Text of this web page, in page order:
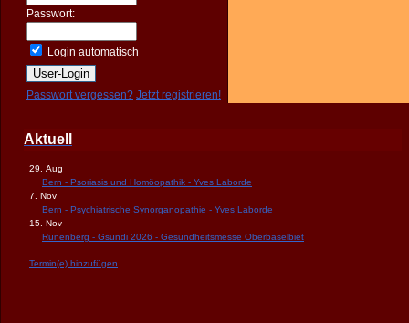
Passwort:
Login automatisch
Passwort vergessen? Jetzt registrieren!
Aktuell
29. Aug
Bern - Psoriasis und Homöopathik - Yves Laborde
7. Nov
Bern - Psychiatrische Synorganopathie - Yves Laborde
15. Nov
Rünenberg - Gsundi 2026 - Gesundheitsmesse Oberbaselbiet
Termin(e) hinzufügen